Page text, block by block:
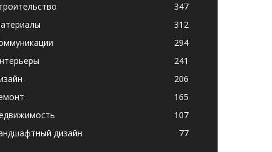
347
312
294
241
206
165
107
дизайн
77